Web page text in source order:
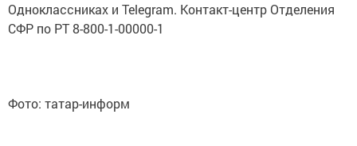
Одноклассниках и Telegram. Контакт-центр Отделения
СФР по РТ 8-800-1-00000-1
Фото: татар-информ